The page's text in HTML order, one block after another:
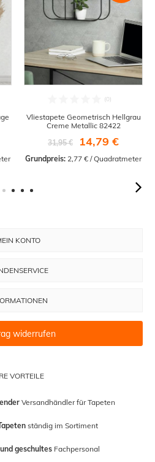
Vliestapete Geometrisch Hellgrau
Creme Metallic 82422
31,95 €
14,79 €
Grundpreis: 2,77 € / Quadratmeter
VORTEILE
Versandhändler für Tapeten
ständig im Sortiment
geschultes Fachpersonal
KONTO
widerrufen